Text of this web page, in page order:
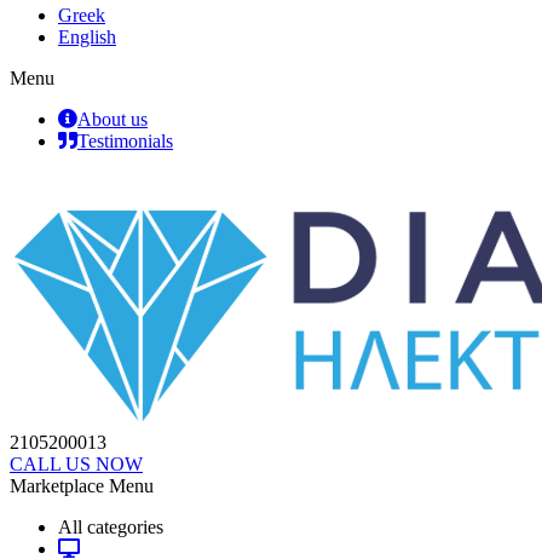
Greek
English
Menu
About us
Testimonials
2105200013
CALL US NOW
Marketplace Menu
All categories